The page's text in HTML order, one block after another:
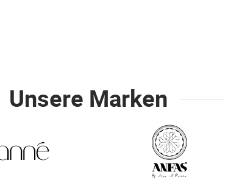
Unsere Marken